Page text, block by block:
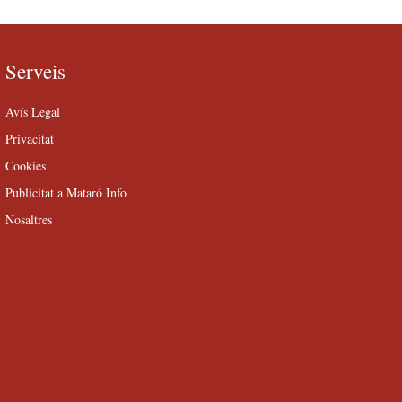
Serveis
Avís Legal
Privacitat
Cookies
Publicitat a Mataró Info
Nosaltres